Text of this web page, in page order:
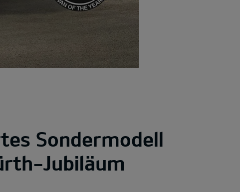
Sondermodell
Jubiläum